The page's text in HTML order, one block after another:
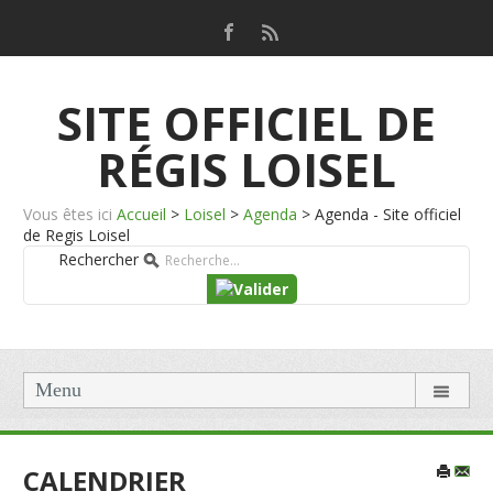
SITE OFFICIEL DE
RÉGIS LOISEL
Vous êtes ici Accueil > Loisel > Agenda > Agenda - Site officiel
de Regis Loisel
Rechercher
Menu
CALENDRIER